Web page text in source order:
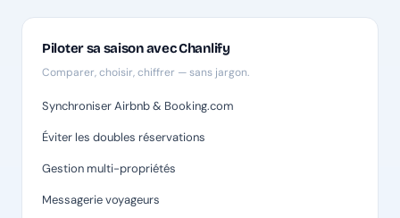
Piloter sa saison avec Chanlify
Comparer, choisir, chiffrer — sans jargon.
Synchroniser Airbnb & Booking.com
Éviter les doubles réservations
Gestion multi-propriétés
Messagerie voyageurs